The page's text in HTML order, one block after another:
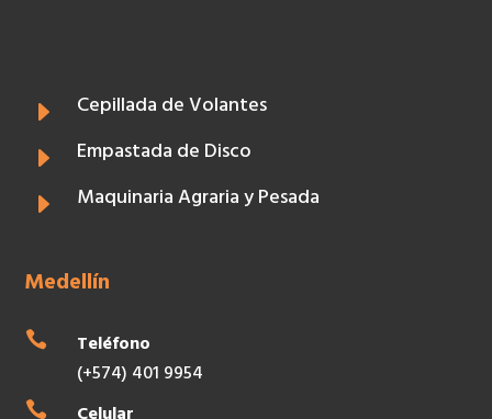
E Cepillada de Volantes
E Empastada de Disco
E Maquinaria Agraria y Pesada
Medellín

Teléfono
(+574) 401 9954
 Celular